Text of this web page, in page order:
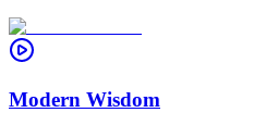
Modern Wisdom